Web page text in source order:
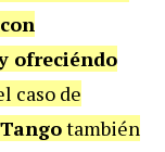
ofreciéndo
caso de
también